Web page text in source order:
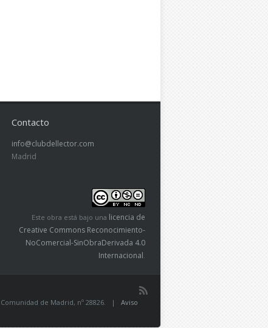
Contacto
info@clubdellector.com
Madrid
Este obra está bajo una licencia de
Creative Commons Reconocimiento-
NoComercial-SinObraDerivada 4.0
Internacional
de Madrid, nº 28826. | Aviso